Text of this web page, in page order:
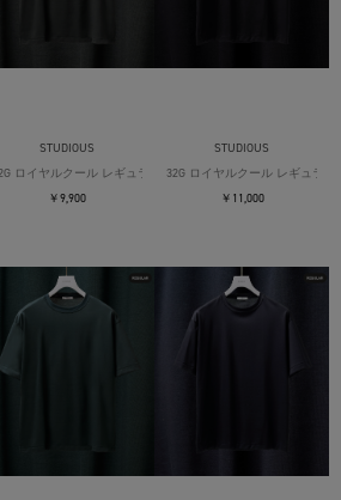
ャツ
STUDIOUS
ロイヤルクール レギュラーTシャツ
￥9,900
STUDIOUS
32G ロイヤルクール レギュラー
￥11,000